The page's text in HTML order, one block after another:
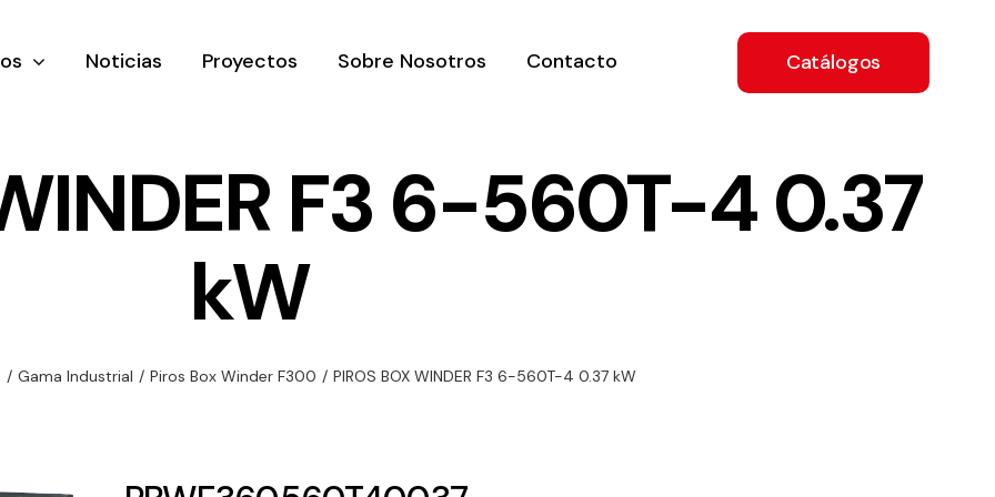
gama
Ventilación
Amplia gama de
equipos de
Variedad de
necesidades.
Noticias Proyectos Sobre Nosotros Contacto Catálogos
F3 6-560T-4 0.37
kW
/ Gama Industrial / Piros Box Winder F300 / PIROS BOX WINDER F3 6-560T-4 0.37 kW